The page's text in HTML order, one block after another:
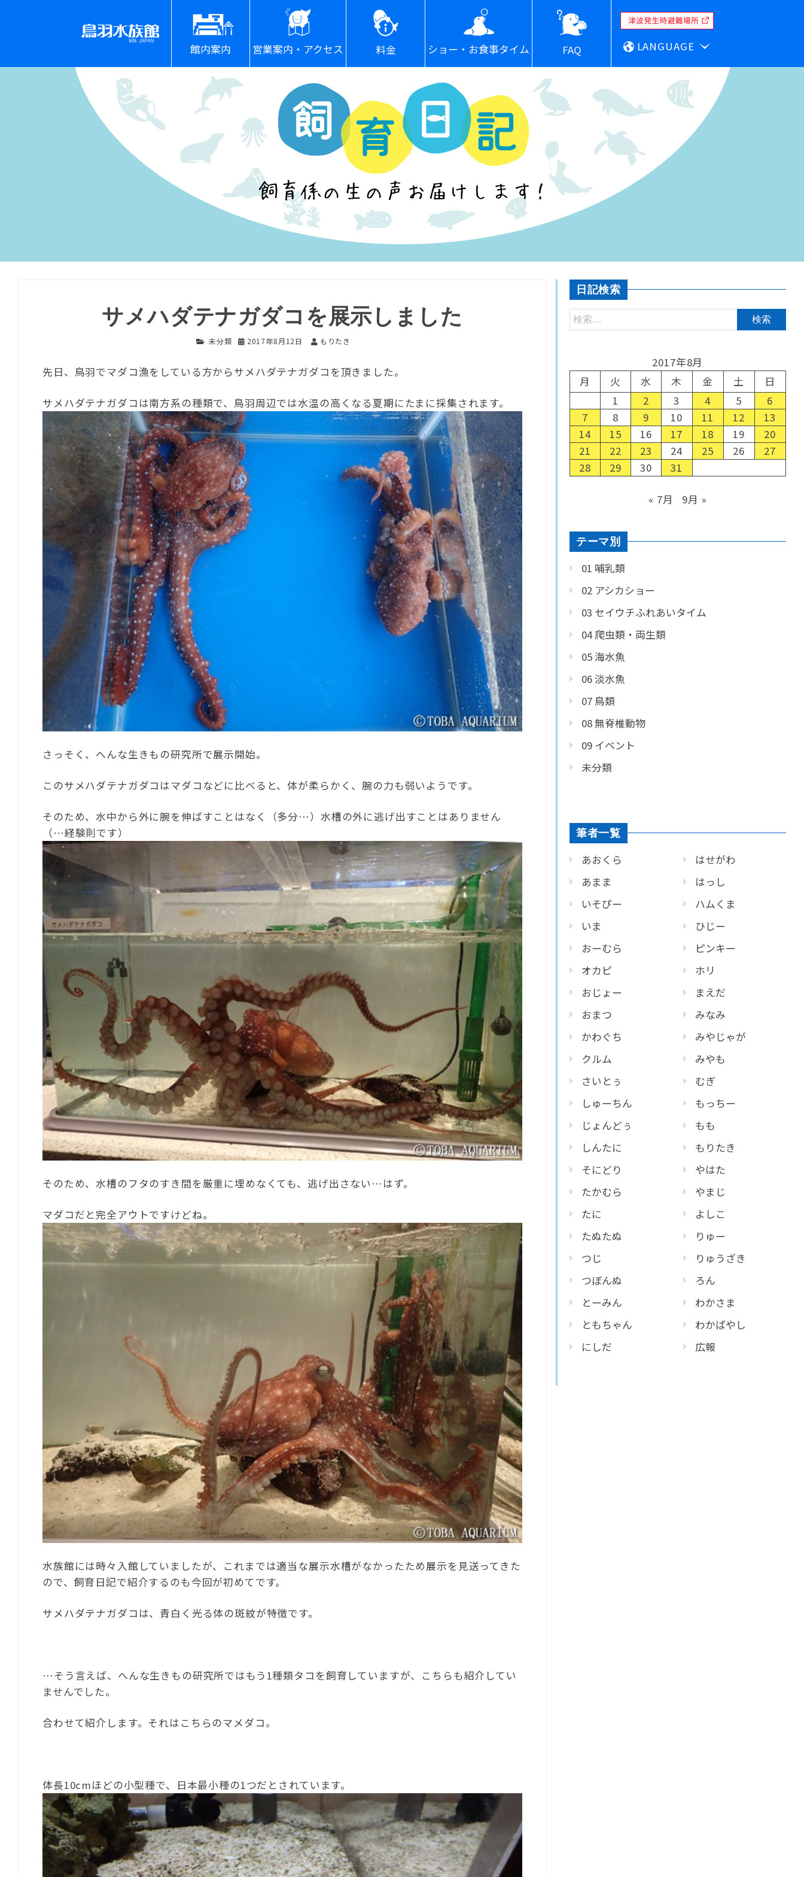
館内案内 営業案内・アクセス 料金 ショー・お食事タイム FAQ LANGUAGE
サメハダテナガダコを展示しました
未分類 2017年8月12日 もりたき
先日、鳥羽でマダコ漁をしている方からサメハダテナガダコを頂きました。
サメハダテナガダコは南方系の種類で、鳥羽周辺では水温の高くなる夏期にたまに採集されます。
さっそく、へんな生きもの研究所で展示開始。
このサメハダテナガダコはマダコなどに比べると、体が柔らかく、腕の力も弱いようです。
そのため、水中から外に腕を伸ばすことはなく（多分…）水槽の外に逃げ出すことはありません
（…経験則です）
そのため、水槽のフタのすき間を厳重に埋めなくても、逃げ出さない…はず。
マダコだと完全アウトですけどね。
水族館には時々入館していましたが、これまでは適当な展示水槽がなかったため展示を見送ってきた
ので、飼育日記で紹介するのも今回が初めてです。
サメハダテナガダコは、青白く光る体の斑紋が特徴です。
…そう言えば、へんな生きもの研究所ではもう1種類タコを飼育していますが、こちらも紹介してい
ませんでした。
合わせて紹介します。それはこちらのマメダコ。
体長10cmほどの小型種で、日本最小種の1つだとされています。
日記検索
2017年8月
月
火 水 木 金 土
日
1
2 3 4 5
6
7
8 9 10 11 12
13
14
15 16 17 18 19
20
21
22 23 24 25 26
27
28
29 30 31
« 7月 9月 »
テーマ別
01 哺乳類
02 アシカショー
03 セイウチふれあいタイム
04 爬虫類・両生類
05 海水魚
06 淡水魚
07 鳥類
08 無脊椎動物
09 イベント
未分類
筆者一覧
あおくら
あまま
いそぴー
いま
おーむら
オカピ
おじょー
おまつ
かわぐち
クルム
さいとぅ
しゅーちん
じょんどぅ
しんたに
そにどり
たかむら
たに
たぬたぬ
つじ
つぼんぬ
とーみん
ともちゃん
にしだ
はせがわ
はっし
ハムくま
ひじー
ピンキー
ホリ
まえだ
みなみ
みやじゃが
みやも
むぎ
もっちー
もも
もりたき
やはた
やまじ
よしこ
りゅー
りゅうざき
ろん
わかさま
わかばやし
広報